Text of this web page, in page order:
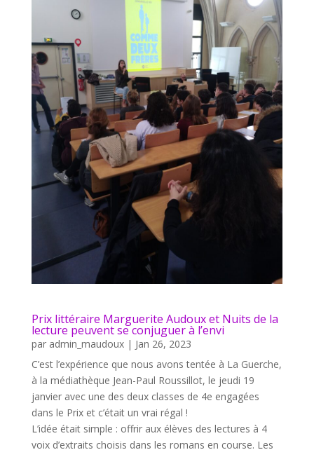
Prix littéraire Marguerite Audoux et Nuits de la
lecture peuvent se conjuguer à l’envi
par admin_maudoux| Jan 26, 2023
C’est l’expérience que nous avons tentée à La Guerche,
à la médiathèque Jean-Paul Roussillot, le jeudi 19
janvier avec une des deux classes de 4e engagées
dans le Prix et c’était un vrai régal !
L’idée était simple : offrir aux élèves des lectures à 4
voix d’extraits choisis dans les romans en course. Les